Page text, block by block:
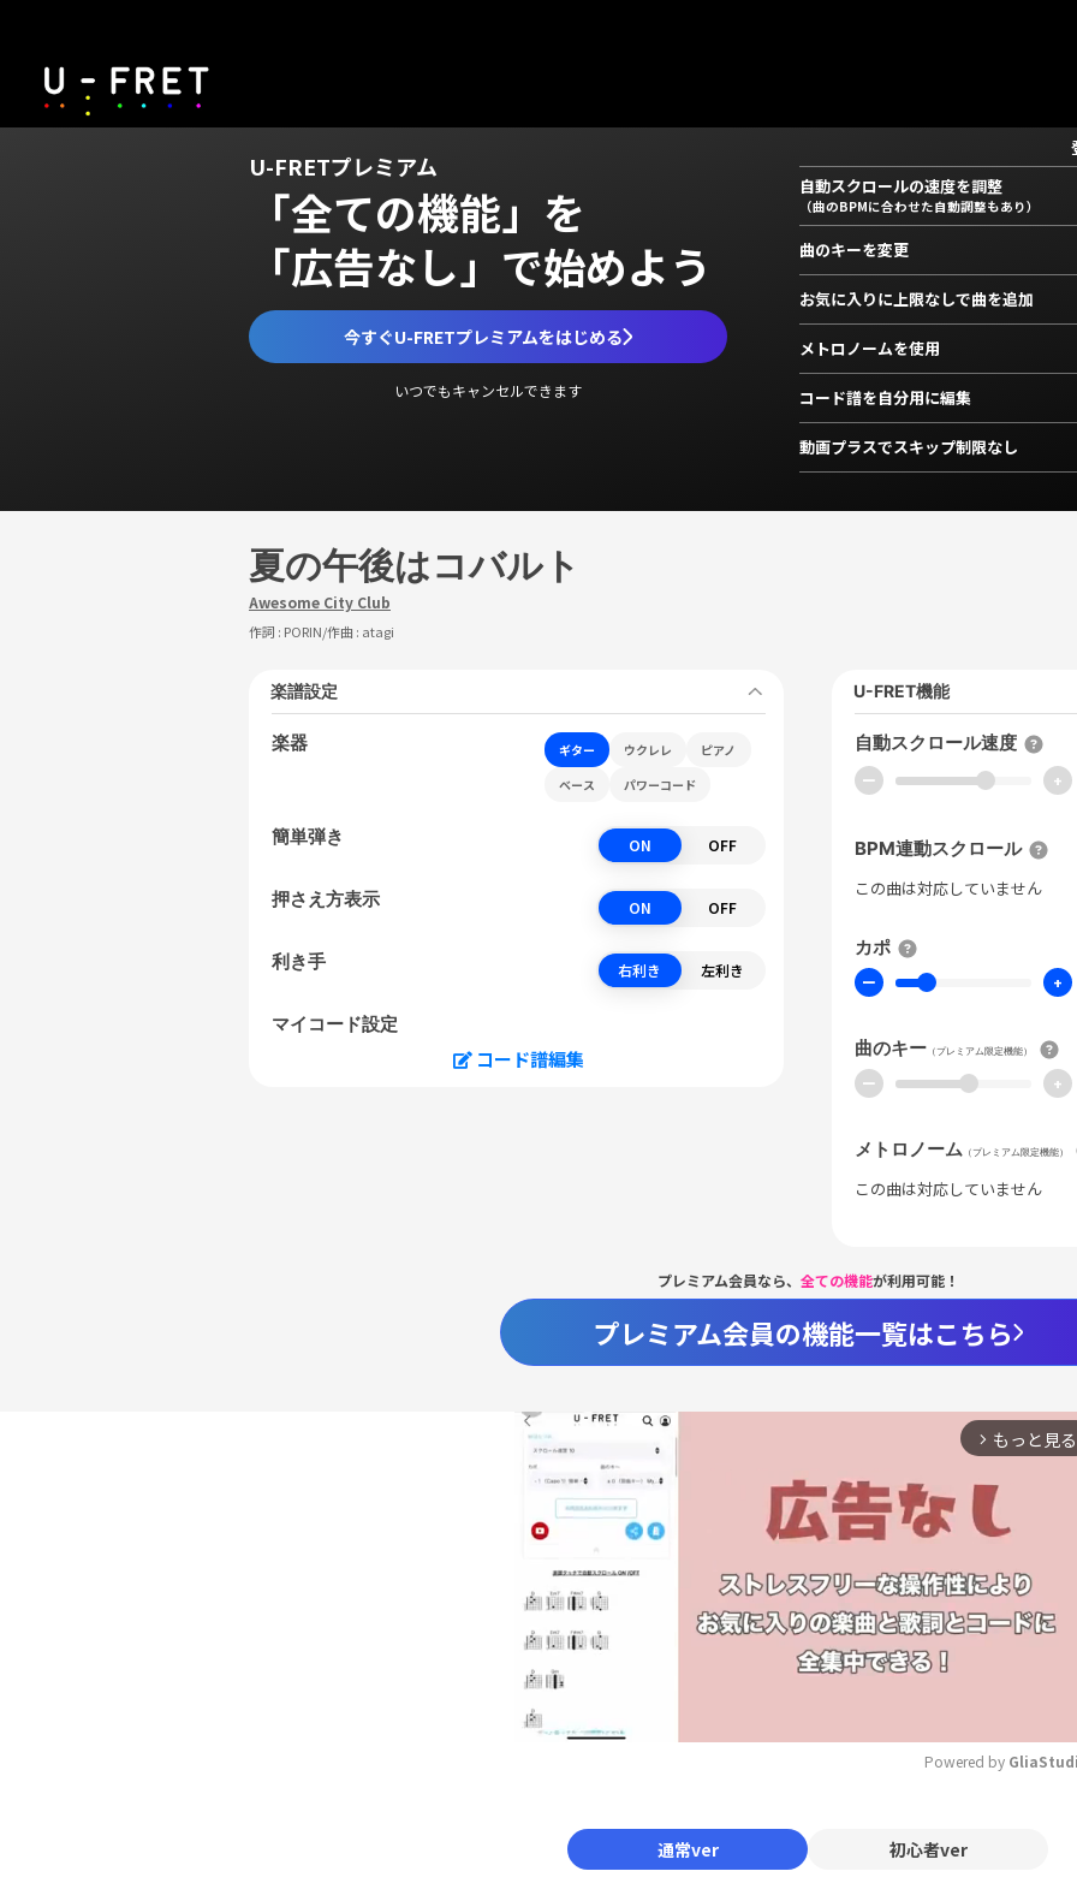
U-FRETプレミアム
「全ての機能」を
「広告なし」で始めよう
今すぐU-FRETプレミアムをはじめる
いつでもキャンセルできます
自動スクロールの速度を調整
（曲のBPMに合わせた自動調整もあり）
曲のキーを変更
お気に入りに上限なしで曲を追加
メトロノームを使用
コード譜を自分用に編集
動画プラスでスキップ制限なし
夏の午後はコバルト
Awesome City Club
作詞 : PORIN/作曲 : atagi
楽譜設定
楽器 ギター ウクレレ
ピアノ
ベース
パワーコード
簡単弾き ON OFF
押さえ方表示 ON OFF
利き手 右利き 左利き
マイコード設定
コード譜編集
U-FRET機能
自動スクロール速度
ー +
BPM連動スクロール
この曲は対応していません
カポ
ー +
曲のキー （プレミアム限定機能）
ー +
メトロノーム （プレミアム限定機能）
この曲は対応していません
プレミアム会員なら、 全ての機能が利用可能！
プレミアム会員の機能一覧はこちら
arrow_forward_ios もっと見る
Powered by
通常ver 初心者ver